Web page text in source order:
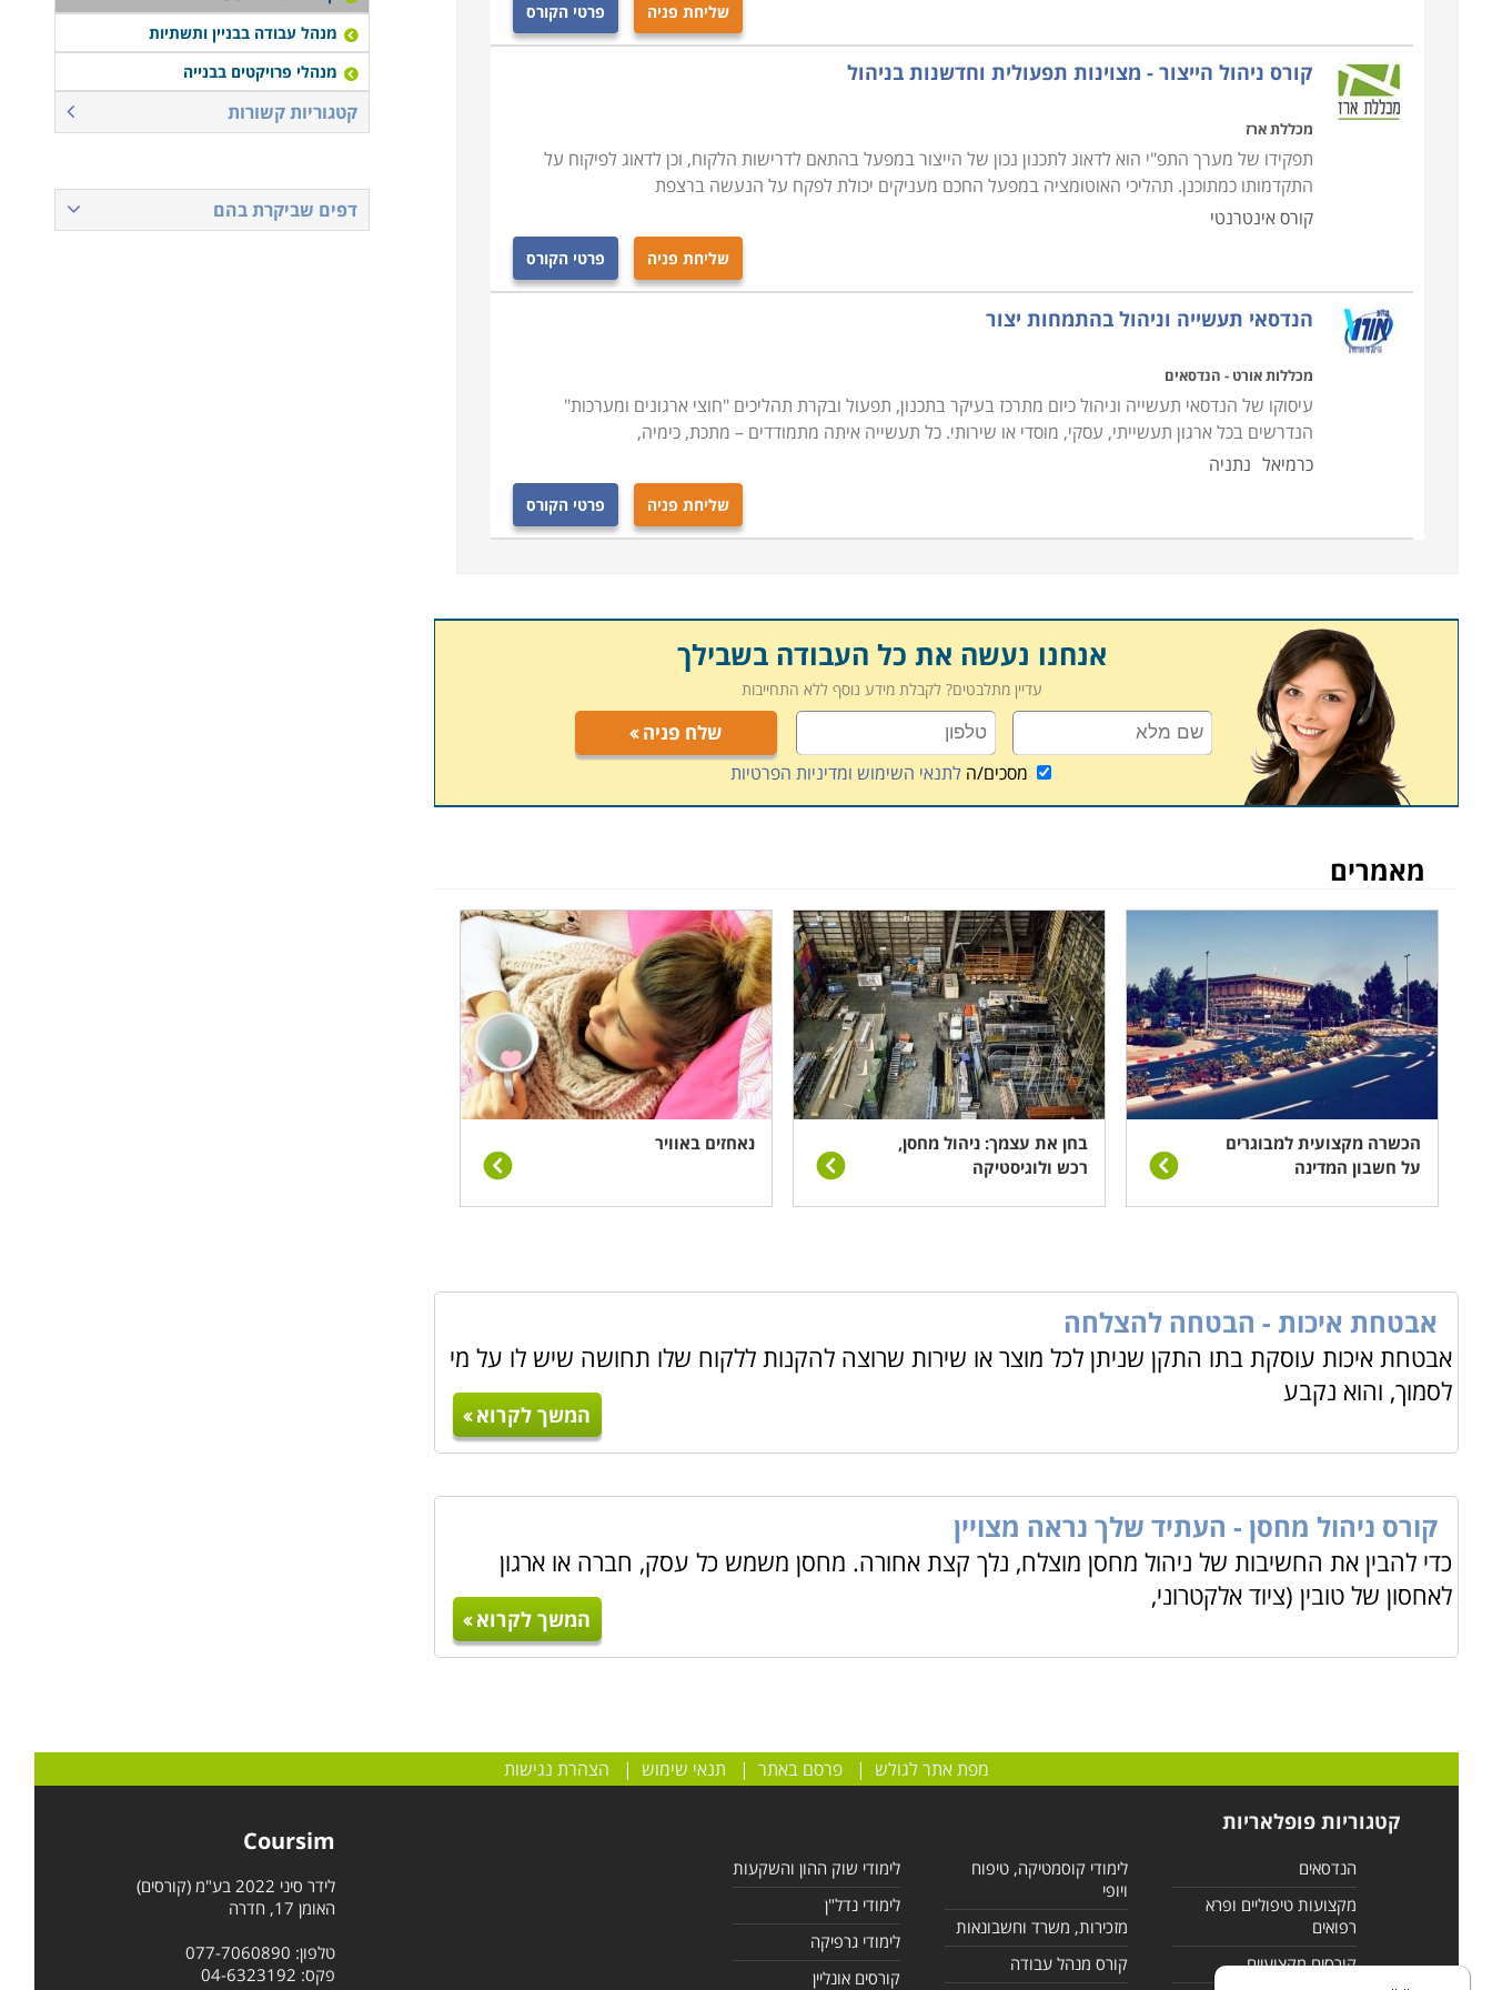
שליחת פניה פרטי הקורס
קורס ניהול הייצור - מצוינות תפעולית וחדשנות בניהול
מכללת ארז
תפקידו של מערך התפ"י הוא לדאוג לתכנון נכון של הייצור במפעל בהתאם לדרישות הלקוח, וכן לדאוג לפיקוח על
התקדמותו כמתוכנן. תהליכי האוטומציה במפעל החכם מעניקים יכולת לפקח על הנעשה ברצפת
קורס אינטרנטי
שליחת פניה פרטי הקורס
הנדסאי תעשייה וניהול בהתמחות יצור
מכללות אורט - הנדסאים
עיסוקו של הנדסאי תעשייה וניהול כיום מתרכז בעיקר בתכנון, תפעול ובקרת תהליכים "חוצי ארגונים ומערכות"
הנדרשים בכל ארגון תעשייתי, עסקי, מוסדי או שירותי. כל תעשייה איתה מתמודדים – מתכת, כימיה,
כרמיאל נתניה
שליחת פניה פרטי הקורס
אנחנו נעשה את כל העבודה בשבילך
עדיין מתלבטים? לקבלת מידע נוסף ללא התחייבות
שלח פניה
מסכים/הלתנאי השימוש ומדיניות הפרטיות
מאמרים
הכשרה מקצועית למבוגרים
על חשבון המדינה
בחן את עצמך: ניהול מחסן,
רכש ולוגיסטיקה
נאחזים באוויר
אבטחת איכות - הבטחה להצלחה
אבטחת איכות עוסקת בתו התקן שניתן לכל מוצר או שירות שרוצה להקנות ללקוח שלו תחושה שיש לו על מי
לסמוך, והוא נקבע
המשך לקרוא
קורס ניהול מחסן - העתיד שלך נראה מצויין
כדי להבין את החשיבות של ניהול מחסן מוצלח, נלך קצת אחורה. מחסן משמש כל עסק, חברה או ארגון
לאחסון של טובין (ציוד אלקטרוני,
המשך לקרוא
מנהל עבודה בבניין ותשתיות
מנהלי פרויקטים בבנייה
קטגוריות קשורות
דפים שביקרת בהם
מפת אתר לגולש |פרסם באתר | תנאי שימוש | הצהרת נגישות
קטגוריות פופלאריות
הנדסאים
מקצועות טיפוליים ופרא
רפואים
קורסים מקצועיים
לימודי קוסמטיקה, טיפוח
ויופי
מזכירות, משרד וחשבונאות
קורס מנהל עבודה
לימודי שוק ההון והשקעות
לימודי נדל"ן
לימודי גרפיקה
קורסים אונליין
Coursim
לידר סיני 2022 בע"מ (קורסים)
האומן 17, חדרה
טלפון: 077-7060890
פקס: 04-6323192